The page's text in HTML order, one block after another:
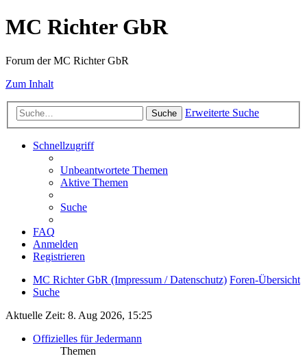
MC Richter GbR
Forum der MC Richter GbR
Zum Inhalt
Suche Erweiterte Suche
Schnellzugriff
Unbeantwortete Themen
Aktive Themen
Suche
FAQ
Anmelden
Registrieren
MC Richter GbR (Impressum / Datenschutz) Foren-Übersicht
Suche
Aktuelle Zeit: 8. Aug 2026, 15:25
Offizielles für Jedermann
Themen